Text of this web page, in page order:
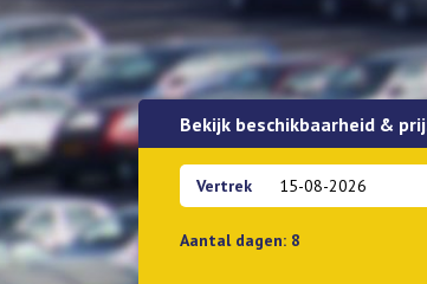
Bekijk beschikbaarheid &
Vertrek
Aantal dagen: 8